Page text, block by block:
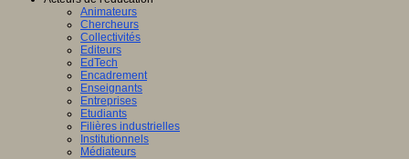
Animateurs
Chercheurs
Collectivités
Editeurs
EdTech
Encadrement
Enseignants
Entreprises
Etudiants
Filières industrielles
Institutionnels
Médiateurs